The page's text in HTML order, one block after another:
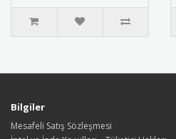
Bilgiler
Mesafeli Satış Sözleşmesi